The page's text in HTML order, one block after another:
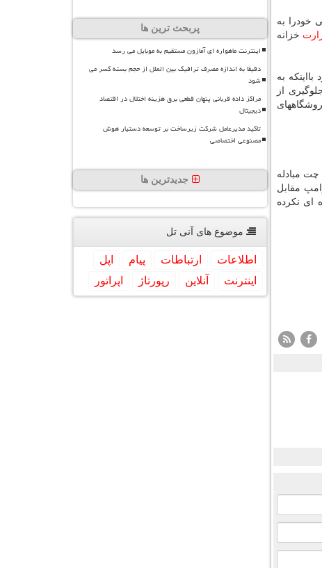
خودرا به
خزانه
به
از
مبادله
مقابل
ای نکرده
پربحث ترین ها
اینترنت ماهواره ای آمازون مستقیم به موبایل می رسد
دقیقا به اندازه مصرف ترافیک بین الملل از حجم بسته کسر می
شود
مراکز داده قربانی پنهان قطعی برق هزینه اختلال در اقتصاد
دیجیتال
تاکید مدیرعامل شرکت زیرساخت بر توسعه دستیار هوش
مصنوعی اختصاصی
جدیدترین ها
موضوع های آنی تل
اطلاعات ارتباطات پیام
اپل
اینترنت
آنلاین رپورتاژ اپراتور